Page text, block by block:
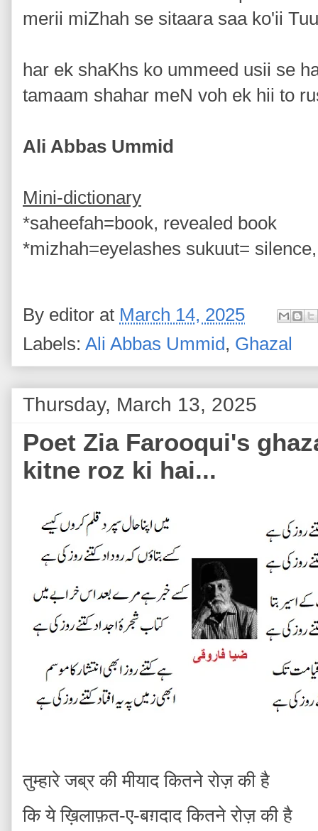
merii miZhah se sitaara saa ko'ii
har ek shaKhs ko ummeed usii se
tamaam shahar meN voh ek hii to
Ali Abbas Ummid
Mini-dictionary
*saheefah=book, revealed book
*mizhah=eyelashes sukuut=
By editor at March 14, 2025
Labels: Ali Abbas Ummid, Ghazal
Thursday, March 13, 2025
Poet Zia Farooqui's
kitne roz ki hai...
तुम्हारे जब्र की मीयाद कितने रोज़ की है
कि ये ख़िलाफ़त-ए-बग़दाद कितने रोज़ की है